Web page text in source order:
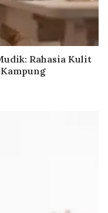
Rahasia Kulit